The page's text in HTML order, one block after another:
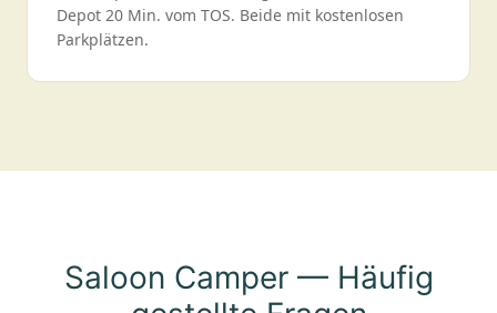
Depot 20 Min. vom TOS. Beide mit kostenlosen
Parkplätzen.
Saloon Camper — Häufig